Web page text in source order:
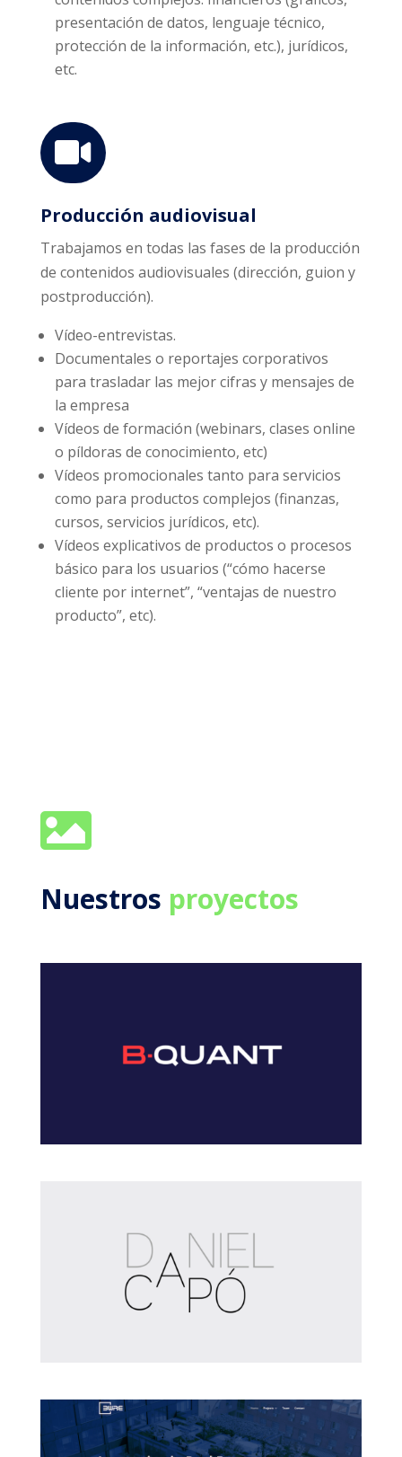
presentación de datos, lenguaje técnico,
protección de la información, etc.), jurídicos,
etc.

Producción audiovisual
Trabajamos en todas las fases de la producción
de contenidos audiovisuales (dirección, guion y
postproducción).
Vídeo-entrevistas.
Documentales o reportajes corporativos
para trasladar las mejor cifras y mensajes de
la empresa
Vídeos de formación (webinars, clases online
o píldoras de conocimiento, etc)
Vídeos promocionales tanto para servicios
como para productos complejos (finanzas,
cursos, servicios jurídicos, etc).
Vídeos explicativos de productos o procesos
básico para los usuarios (“cómo hacerse
cliente por internet”, “ventajas de nuestro
producto”, etc).

Nuestros proyectos